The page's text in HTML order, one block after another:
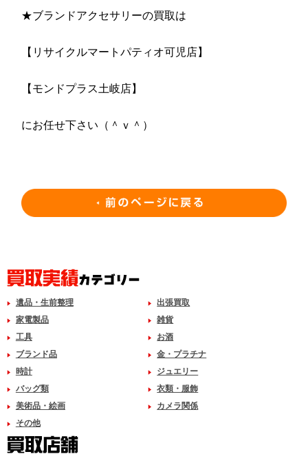
★ブランドアクセサリーの買取は
【リサイクルマートパティオ可児店】
【モンドプラス土岐店】
にお任せ下さい（＾ｖ＾）
遺品・生前整理
出張買取
家電製品
雑貨
工具
お酒
ブランド品
金・プラチナ
時計
ジュエリー
バッグ類
衣類・服飾
美術品・絵画
カメラ関係
その他